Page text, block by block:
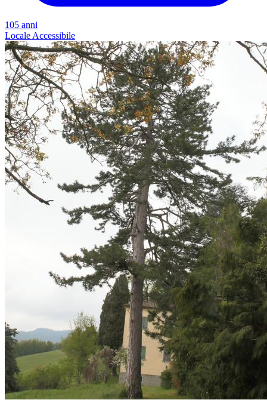
105 anni
Locale Accessibile